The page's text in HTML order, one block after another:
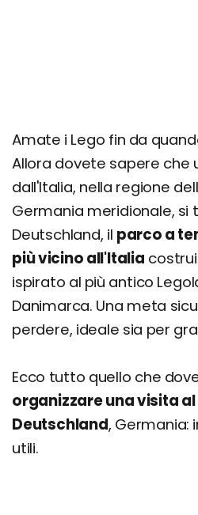
Amate i Lego fin da
Allora dovete sapere che
dall'Italia, nella regione
Germania meridionale, si
Deutschland, il parco a
più vicino all'Italia
ispirato al più antico
Danimarca. Una meta
perdere, ideale sia per
Ecco tutto quello che
organizzare una visita
Deutschland, Germania:
utili.